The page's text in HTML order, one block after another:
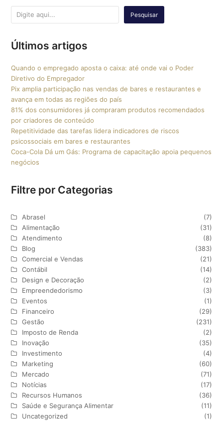
Pesquisar
Últimos artigos
Quando o empregado aposta o caixa: até onde vai o Poder
Diretivo do Empregador
Pix amplia participação nas vendas de bares e restaurantes e
avança em todas as regiões do país
81% dos consumidores já compraram produtos recomendados
por criadores de conteúdo
Repetitividade das tarefas lidera indicadores de riscos
psicossociais em bares e restaurantes
Coca-Cola Dá um Gás: Programa de capacitação apoia pequenos
negócios
Filtre por Categorias
Abrasel
(7)
Alimentação
(31)
Atendimento
(8)
Blog
(383)
Comercial e Vendas
(21)
Contábil
(14)
Design e Decoração
(2)
Empreendedorismo
(3)
Eventos
(1)
Financeiro
(29)
Gestão
(231)
Imposto de Renda
(2)
Inovação
(35)
Investimento
(4)
Marketing
(60)
Mercado
(71)
Notícias
(17)
Recursos Humanos
(36)
Saúde e Segurança Alimentar
(11)
Uncategorized
(1)